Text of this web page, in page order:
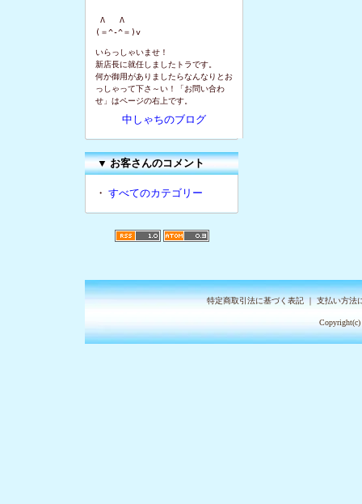
Λ   Λ
(＝^-^＝)v
いらっしゃいませ！
新店長に就任しましたトラです。
何か御用がありましたらなんなりとお
っしゃって下さ～い！「お問い合わ
せ」はページの右上です。
中しゃちのブログ
▼お客さんのコメント
・ すべてのカテゴリー
特定商取引法に基づく表記｜支払い方法